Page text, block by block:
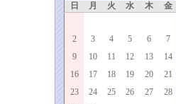
日
月 火 水 木 金
2
3 4 5 6 7
9
10 11 12 13 14
16
17 18 19 20 21
23
24 25 26 27 28